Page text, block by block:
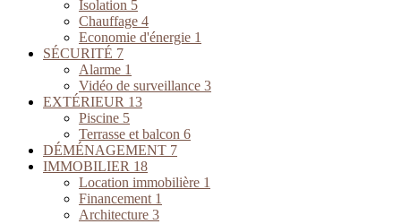
Isolation 5
Chauffage 4
Economie d'énergie 1
SÉCURITÉ 7
Alarme 1
Vidéo de surveillance 3
EXTÉRIEUR 13
Piscine 5
Terrasse et balcon 6
DÉMÉNAGEMENT 7
IMMOBILIER 18
Location immobilière 1
Financement 1
Architecture 3